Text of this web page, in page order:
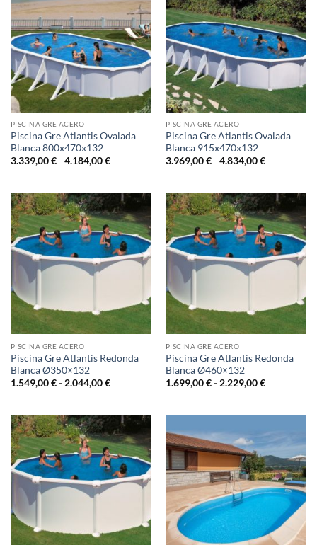
PISCINA GRE ACERO
Piscina Gre Atlantis Ovalada
Blanca 800x470x132
3.339,00€ - 4.184,00€Rango
3.339,00 €
hasta
4.184,00 €
PISCINA GRE ACERO
Piscina Gre Atlantis Ovalada
Blanca 915x470x132
3.969,00€ - 4.834,00€Rango
3.969,00 €
hasta
4.834,00 €
PISCINA GRE ACERO
Piscina Gre Atlantis Redonda
Blanca Ø350×132
1.549,00€ - 2.044,00€Rango
1.549,00 €
hasta
2.044,00 €
PISCINA GRE ACERO
Piscina Gre Atlantis Redonda
Blanca Ø460×132
1.699,00€ - 2.229,00€Rango
1.699,00 €
2.229,00 €